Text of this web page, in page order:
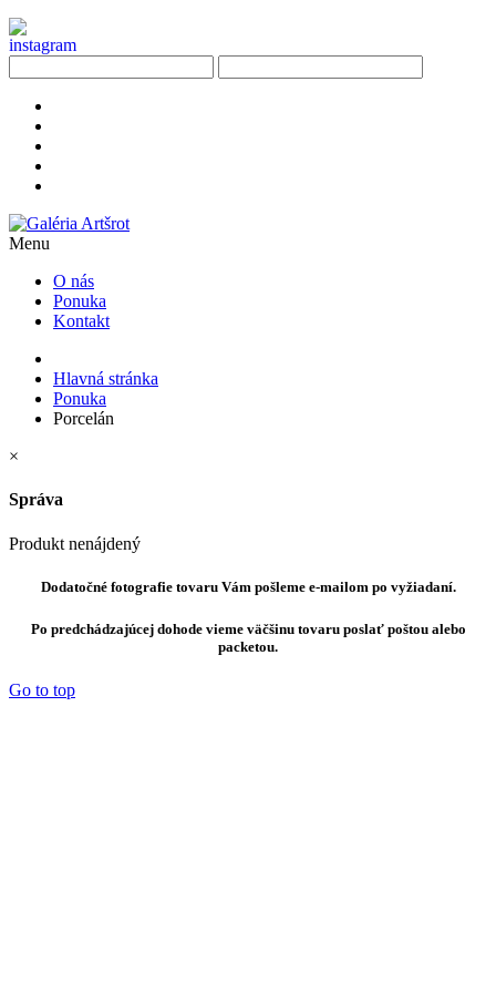
Menu
O nás
Ponuka
Kontakt
Hlavná stránka
Ponuka
Porcelán
×
Správa
Produkt nenájdený
Dodatočné fotografie tovaru Vám pošleme e-mailom po vyžiadaní.
Po predchádzajúcej dohode vieme väčšinu tovaru poslať poštou alebo
packetou.
Go to top